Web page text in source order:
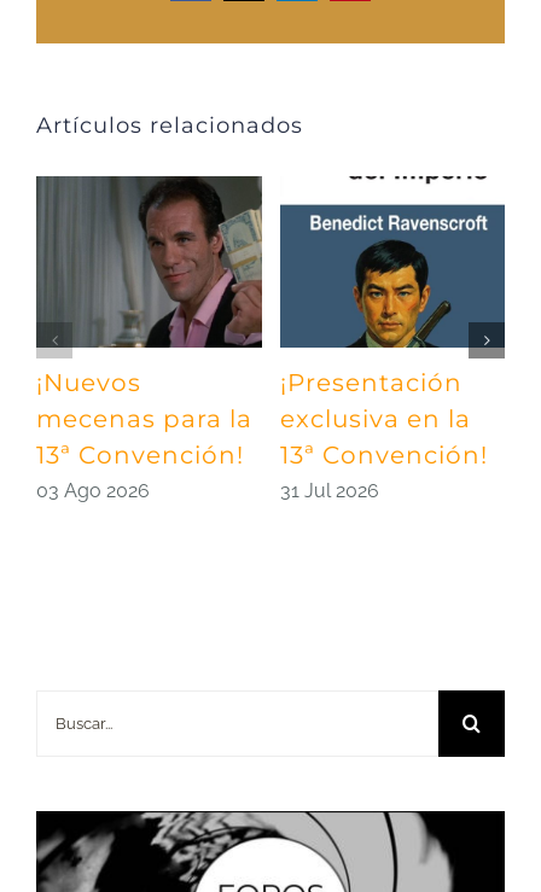
Artículos relacionados
¡Nuevos
mecenas para la
13ª Convención!
03 Ago 2026
¡Presentación
exclusiva en la
13ª Convención!
31 Jul 2026